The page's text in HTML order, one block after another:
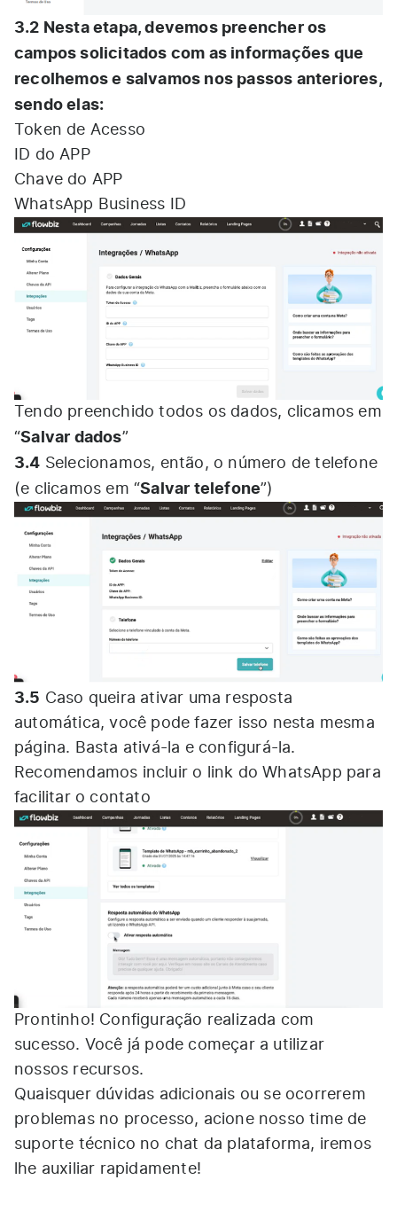
3.2 Nesta etapa, devemos preencher os
campos solicitados com as informações que
recolhemos e salvamos nos passos anteriores,
sendo elas:
Token de Acesso
ID do APP
Chave do APP
WhatsApp Business ID
Tendo preenchido todos os dados, clicamos em
“Salvar dados”
3.4 Selecionamos, então, o número de telefone
(e clicamos em “Salvar telefone”)
3.5 Caso queira ativar uma resposta
automática, você pode fazer isso nesta mesma
página. Basta ativá-la e configurá-la.
Recomendamos incluir o link do WhatsApp para
facilitar o contato
Prontinho! Configuração realizada com
sucesso. Você já pode começar a utilizar
nossos recursos.
Quaisquer dúvidas adicionais ou se ocorrerem
problemas no processo, acione nosso time de
suporte técnico no chat da plataforma, iremos
lhe auxiliar rapidamente!